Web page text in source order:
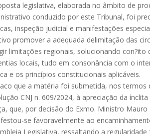
legislativa, elaborada no âmbito de
conduzido por este Tribunal, foi
inspeção judicial e manifestações
promover a adequada delimitação das
limitações regionais, solucionando con?ito
locais, tudo em consonância com o
e os princípios constitucionais aplicáveis.
que a matéria foi submetida, nos termos
CNJ n. 609/2024, à apreciação da
que, por decisão do Exmo. Ministro Mauro
se favoravelmente ao
Legislativa, ressaltando a